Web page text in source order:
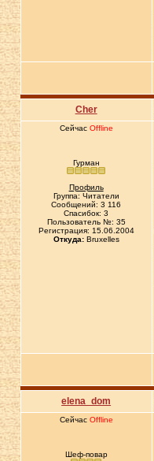
Cher
Сейчас Offline
Гурман
Профиль
Группа: Читатели
Сообщений: 3 116
Спасибок: 3
Пользователь №: 35
Регистрация: 15.06.2004
Откуда:Bruxelles
elena_dom
Сейчас Offline
Шеф-повар